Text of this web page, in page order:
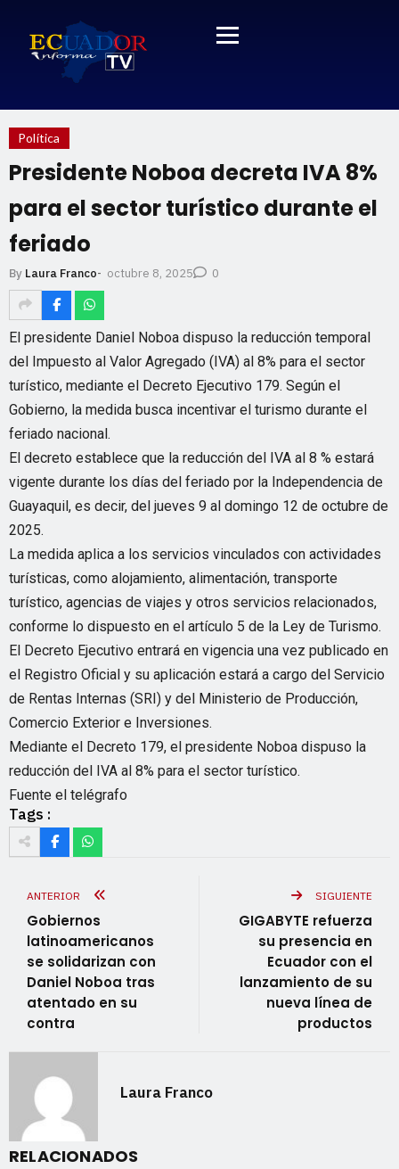
Política
Presidente Noboa decreta IVA 8%
para el sector turístico durante el
feriado
By Laura Franco- octubre 8, 2025 0
El presidente Daniel Noboa dispuso la reducción temporal
del Impuesto al Valor Agregado (IVA) al 8% para el sector
turístico, mediante el Decreto Ejecutivo 179. Según el
Gobierno, la medida busca incentivar el turismo durante el
feriado nacional.
El decreto establece que la reducción del IVA al 8 % estará
vigente durante los días del feriado por la Independencia de
Guayaquil, es decir, del jueves 9 al domingo 12 de octubre de
2025.
La medida aplica a los servicios vinculados con actividades
turísticas, como alojamiento, alimentación, transporte
turístico, agencias de viajes y otros servicios relacionados,
conforme lo dispuesto en el artículo 5 de la Ley de Turismo.
El Decreto Ejecutivo entrará en vigencia una vez publicado en
el Registro Oficial y su aplicación estará a cargo del Servicio
de Rentas Internas (SRI) y del Ministerio de Producción,
Comercio Exterior e Inversiones.
Mediante el Decreto 179, el presidente Noboa dispuso la
reducción del IVA al 8% para el sector turístico.
Fuente el telégrafo
Tags :
ANTERIOR
Gobiernos
latinoamericanos
se solidarizan con
Daniel Noboa tras
atentado en su
contra
SIGUIENTE
GIGABYTE refuerza
su presencia en
Ecuador con el
lanzamiento de su
nueva línea de
productos
Laura Franco
RELACIONADOS